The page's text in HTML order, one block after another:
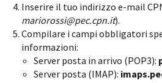
Inserire il tuo indirizzo e-mail
mariorossi@pec.cpn.it).
Compilare i campi obbligatori
informazioni:
Server posta in arrivo (POP3):
Server posta (IMAP):